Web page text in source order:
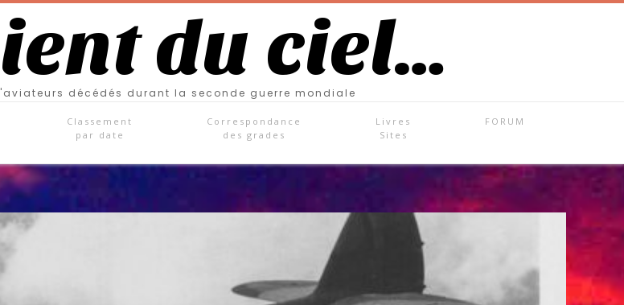
du ciel…
décédés durant la seconde guerre mondiale
Classement
par date
Correspondance
des grades
Livres
Sites
FORUM